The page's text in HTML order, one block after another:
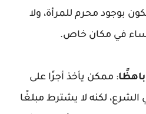
بوجود محرم للمرأة، ولا
في مكان خاص.
: ممكن يأخذ أجرًا على
الشرع، لكنه لا يشترط مبلغًا